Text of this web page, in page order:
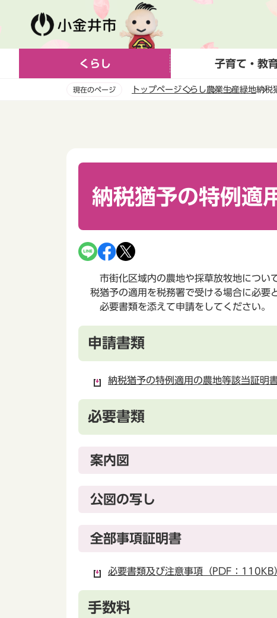
ー
くらし 子育て・教
現在のページ トップページくらし農業生産緑地納税
納税猶予の特例適
市街化区域内の農地や採草放牧地につい
税猶予の適用を税務署で受ける場合に必要
必要書類を添えて申請をしてください。
申請書類
納税猶予の特例適用の農地等該当証明
必要書類
案内図
公図の写し
全部事項証明書
必要書類及び注意事項（PDF：110KB
手数料